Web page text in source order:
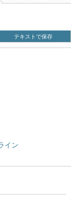
テキストで保存
イン